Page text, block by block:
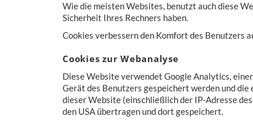
Wie die meisten Websites, benutzt auch diese
Sicherheit Ihres Rechners haben.
Cookies verbessern den Komfort des Benutzers
Cookies zur Webanalyse
Diese Website verwendet Google Analytics,
Gerät des Benutzers gespeichert werden und
dieser Website (einschließlich der IP-Adresse
den USA übertragen und dort gespeichert.